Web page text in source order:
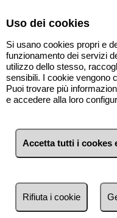
Indietro
Uso dei cookies
Si usano cookies propri e
funzionamento dei servizi
utilizzo dello stesso,
sensibili. I cookie vengono
Puoi trovare più
e accedere alla loro
Accetta tutti i cookes
Rifiuta i cookie